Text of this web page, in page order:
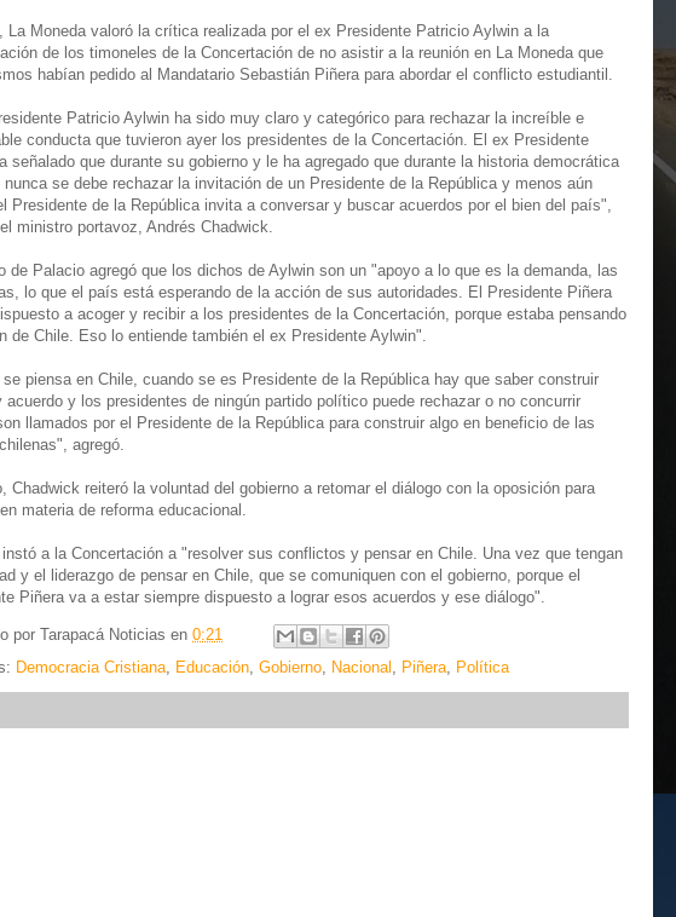
La Moneda valoró la crítica realizada por el ex Presidente Patricio Aylwin a la
de los timoneles de la Concertación de no asistir a la reunión en La Moneda que
habían pedido al Mandatario Sebastián Piñera para abordar el conflicto estudiantil.
Patricio Aylwin ha sido muy claro y categórico para rechazar la increíble e
conducta que tuvieron ayer los presidentes de la Concertación. El ex Presidente
señalado que durante su gobierno y le ha agregado que durante la historia democrática
se debe rechazar la invitación de un Presidente de la República y menos aún
Presidente de la República invita a conversar y buscar acuerdos por el bien del país",
ministro portavoz, Andrés Chadwick.
de Palacio agregó que los dichos de Aylwin son un "apoyo a lo que es la demanda, las
lo que el país está esperando de la acción de sus autoridades. El Presidente Piñera
a acoger y recibir a los presidentes de la Concertación, porque estaba pensando
de Chile. Eso lo entiende también el ex Presidente Aylwin".
se piensa en Chile, cuando se es Presidente de la República hay que saber construir
acuerdo y los presidentes de ningún partido político puede rechazar o no concurrir
llamados por el Presidente de la República para construir algo en beneficio de las
agregó.
Chadwick reiteró la voluntad del gobierno a retomar el diálogo con la oposición para
materia de reforma educacional.
instó a la Concertación a "resolver sus conflictos y pensar en Chile. Una vez que tengan
y el liderazgo de pensar en Chile, que se comuniquen con el gobierno, porque el
Piñera va a estar siempre dispuesto a lograr esos acuerdos y ese diálogo".
por Tarapacá Noticias en 0:21
Democracia Cristiana, Educación, Gobierno, Nacional , Piñera, Política